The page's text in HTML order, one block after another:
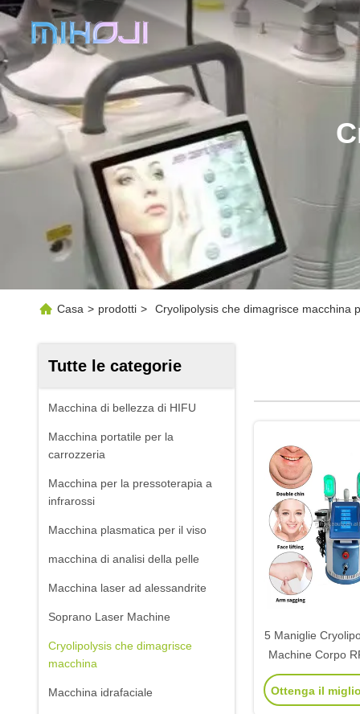
Casa > prodotti > Cryolipolysis che dimagrisce macchina
Tutte le categorie
Macchina di bellezza di HIFU
Macchina portatile per la
carrozzeria
Macchina per la pressoterapia a
infrarossi
Macchina plasmatica per il viso
macchina di analisi della pelle
Macchina laser ad alessandrite
Soprano Laser Machine
Cryolipolysis che dimagrisce
macchina
Macchina idrafaciale
5 Maniglie
Machine Corpo
LCD
Ottenga il